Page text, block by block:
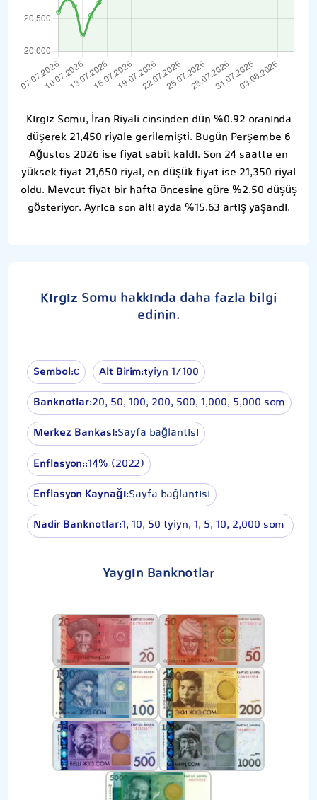
Kırgız Somu, İran Riyali cinsinden dün %0.92 oranında
düşerek 21,450 riyale gerilemişti. Bugün Perşembe 6
Ağustos 2026 ise fiyat sabit kaldı. Son 24 saatte en
yüksek fiyat 21,650 riyal, en düşük fiyat ise 21,350 riyal
oldu. Mevcut fiyat bir hafta öncesine göre %2.50 düşüş
gösteriyor. Ayrıca son altı ayda %15.63 artış yaşandı.
Kırgız Somu hakkında daha fazla bilgi
edinin.
Sembol:с Alt Birim:tyiyn 1⁄100
Banknotlar:20, 50, 100, 200, 500, 1,000, 5,000 som
Merkez Bankası:Sayfa bağlantısı
Enflasyon::14% (2022)
Enflasyon Kaynağı:Sayfa bağlantısı
Nadir Banknotlar:1, 10, 50 tyiyn, 1, 5, 10, 2,000 som
Yaygın Banknotlar